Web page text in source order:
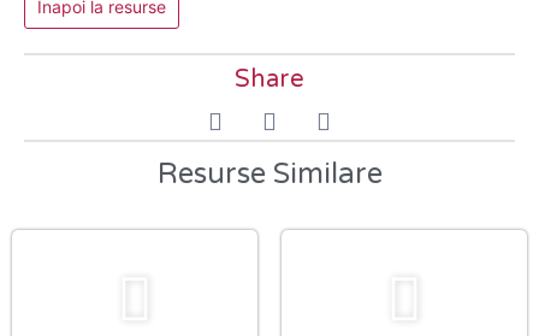
Înapoi la resurse
Share
Resurse Similare